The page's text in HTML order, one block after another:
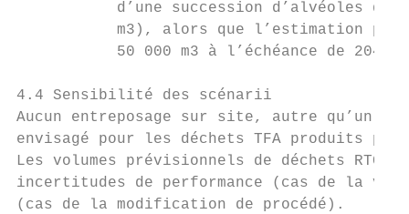
d’une succession d’alvéoles
m3), alors que l’estimation
           50 000 m3 à l’échéance de 2045.
4.4 Sensibilité des scénarii
Aucun entreposage sur site, autre qu’un
envisagé pour les déchets TFA produits par
Les volumes prévisionnels de déchets
incertitudes de performance (cas de la
(cas de la modification de procédé).